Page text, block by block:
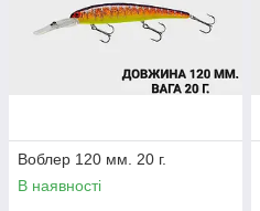
Воблер 120 мм. 20 г.
В наявності